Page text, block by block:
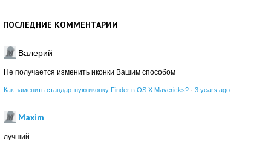
ПОСЛЕДНИЕ КОММЕНТАРИИ
Валерий
Не получается изменить иконки Вашим способом
Как заменить стандартную иконку Finder в OS X Mavericks? · 3 years ago
Maxim
лучший